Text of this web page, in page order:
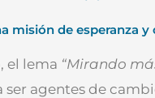
misión de esperanza y
el lema “Mirando
ser agentes de